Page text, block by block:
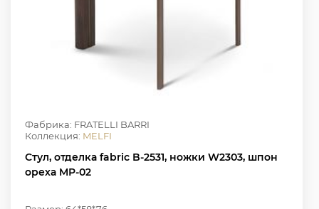
Фабрика: FRATELLI BARRI
Коллекция: MELFI
Стул, отделка fabric B-2531, ножки W2303, шпон
ореха MP-02